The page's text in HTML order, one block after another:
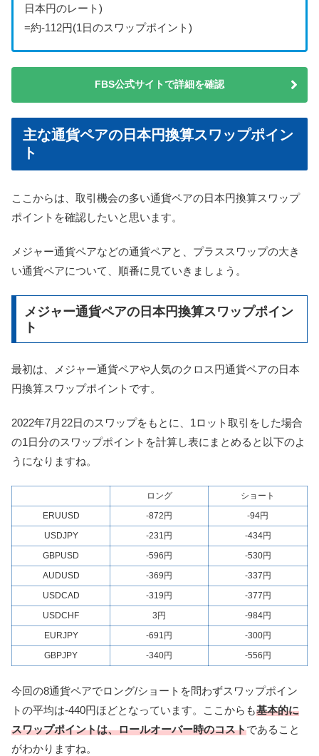
日本円のレート)
=約-112円(1日のスワップポイント)
FBS公式サイトで詳細を確認
主な通貨ペアの日本円換算スワップポイン
ト
ここからは、取引機会の多い通貨ペアの日本円換算スワップ
ポイントを確認したいと思います。
メジャー通貨ペアなどの通貨ペアと、プラススワップの大き
い通貨ペアについて、順番に見ていきましょう。
メジャー通貨ペアの日本円換算スワップポイン
ト
最初は、メジャー通貨ペアや人気のクロス円通貨ペアの日本
円換算スワップポイントです。
2022年7月22日のスワップをもとに、1ロット取引をした場合
の1日分のスワップポイントを計算し表にまとめると以下のよ
うになりますね。
ロング
ショート
ERUUSD
-872円
-94円
USDJPY
-231円
-434円
GBPUSD
-596円
-530円
AUDUSD
-369円
-337円
USDCAD
-319円
-377円
USDCHF
3円
-984円
EURJPY
-691円
-300円
GBPJPY
-340円 -556円
今回の8通貨ペアでロング/ショートを問わずスワップポイン
トの平均は-440円ほどとなっています。ここからも基本的に
スワップポイントは、ロールオーバー時のコストであること
がわかりますね。